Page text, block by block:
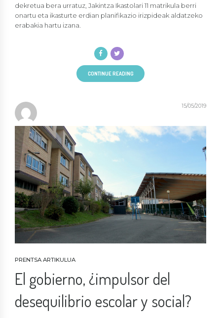
dekretua bera urratuz, Jakintza Ikastolari 11 matrikula berri
onartu eta ikasturte erdian planifikazio irizpideak aldatzeko
erabakia hartu izana.
CONTINUE READING
15/05/2019
PRENTSA ARTIKULUA
El gobierno, ¿impulsor del
desequilibrio escolar y social?